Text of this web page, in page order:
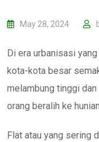
May 28, 2024
Di era urbanisasi
kota-kota besar
melambung tinggi
orang beralih ke
Flat atau yang sering